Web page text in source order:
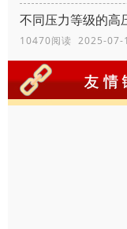
不同压力等级的高
10470阅读 2025-07-